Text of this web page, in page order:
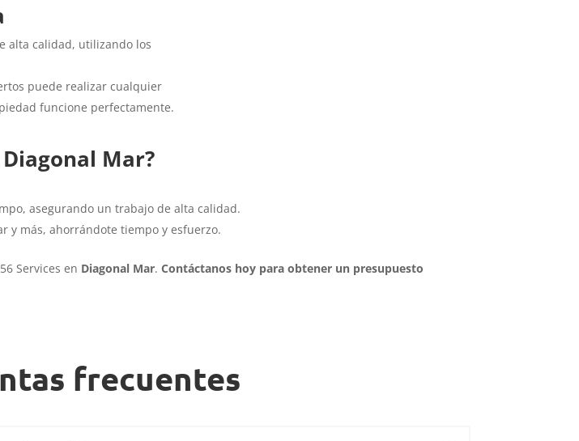
alta calidad, utilizando los
puede realizar cualquier
funcione perfectamente.
Mar?
asegurando un trabajo de alta calidad.
y más, ahorrándote tiempo y esfuerzo.
Services en Diagonal Mar.Contáctanos hoy para obtener un presupuesto
frecuentes